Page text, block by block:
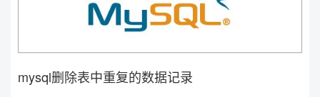
mysql删除表中重复的数据记录